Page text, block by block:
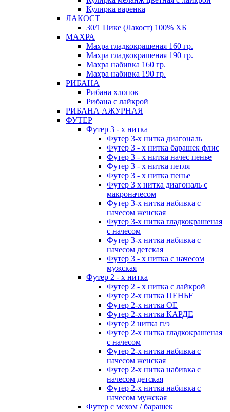
Кулирка варенка
ЛАКОСТ
30/1 Пике (Лакост) 100% ХБ
МАХРА
Махра гладкокрашеная 160 гр.
Махра гладкокрашеная 190 гр.
Махра набивка 160 гр.
Махра набивка 190 гр.
РИБАНА
Рибана хлопок
Рибана с лайкрой
РИБАНА АЖУРНАЯ
ФУТЕР
Футер 3 - х нитка
Футер 3-х нитка диагональ
Футер 3 - х нитка барашек флис
Футер 3 - х нитка начес пенье
Футер 3 - х нитка петля
Футер 3 - х нитка пенье
Футер 3 х нитка диагональ с
макроначесом
Футер 3-х нитка набивка с
начесом женская
Футер 3-х нитка гладкокрашеная
с начесом
Футер 3-х нитка набивка с
начесом детская
Футер 3 - х нитка с начесом
мужская
Футер 2 - х нитка
Футер 2 - х нитка с лайкрой
Футер 2-х нитка ПЕНЬЕ
Футер 2-х нитка ОЕ
Футер 2-х нитка КАРДЕ
Футер 2 нитка п/э
Футер 2-х нитка гладкокрашеная
с начесом
Футер 2-х нитка набивка с
начесом женская
Футер 2-х нитка набивка с
начесом детская
Футер 2-х нитка набивка с
начесом мужская
Футер с мехом / барашек